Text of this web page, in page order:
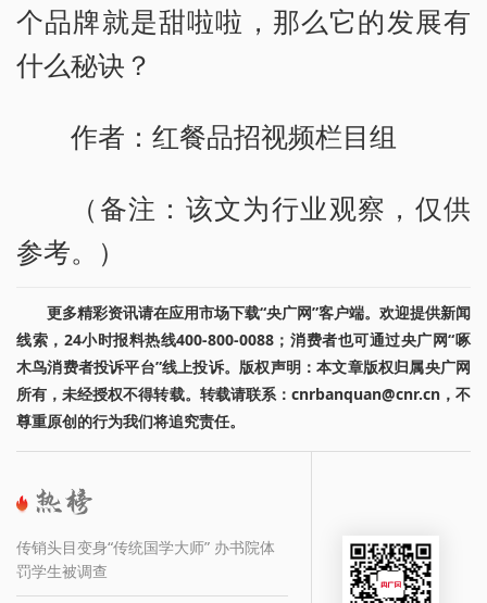
个品牌就是甜啦啦，那么它的发展有
什么秘诀？
作者：红餐品招视频栏目组
（备注：该文为行业观察，仅供
参考。）
更多精彩资讯请在应用市场下载“央广网”客户端。欢迎提供新闻
线索，24小时报料热线400-800-0088；消费者也可通过央广网“啄
木鸟消费者投诉平台”线上投诉。版权声明：本文章版权归属央广网
所有，未经授权不得转载。转载请联系：cnrbanquan@cnr.cn，不
尊重原创的行为我们将追究责任。
传销头目变身“传统国学大师” 办书院体
罚学生被调查